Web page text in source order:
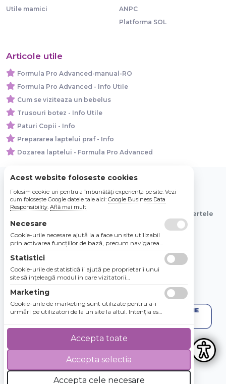
Utile mamici
ANPC
Platforma SOL
Articole utile
Formula Pro Advanced-manual-RO
Formula Pro Advanced - Info Utile
Cum se viziteaza un bebelus
Trusouri botez - Info Utile
Paturi Copii - Info
Prepararea laptelui praf - Info
Dozarea laptelui - Formula Pro Advanced
© 2026 Bebe Nou Online Store SRL
Toate preturile sunt exprimate in lei si includ tva. Ofertele
sunt valabile in limita stocului disponibil.
4.8 / 5 ★★★★★
Acest website foloseste cookies
Folosim cookie-uri pentru a îmbunătăți experiența pe site. Vezi
cum folosește Google datele tale aici: Google Business Data
Responsibility. Află mai mult
Necesare
Cookie-urile necesare ajută la a face un site utilizabil
prin activarea funcţiilor de bază, precum navigarea
Site-ul nu poate funcţiona corespunzător fără aceste
cookie-uri.
Statistici
Cookie-urile de statistică îi ajută pe proprietarii unui
site să înţeleagă modul în care vizitatorii
raportarea informaţiilor în mod anonim.
Marketing
Cookie-urile de marketing sunt utilizate pentru a-i
urmări pe utilizatori de la un site la altul. Intenţia este
utilizatorii individuali, aşadar ele sunt mai valoroase
pentru agenţiile de puiblicitate şi părţile terţe care se
Accepta cele necesare
Accepta selectia
Accepta toate